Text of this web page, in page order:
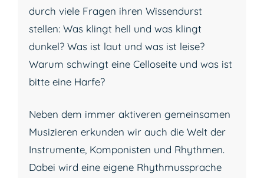
durch viele Fragen ihren Wissendurst
stellen: Was klingt hell und was klingt
dunkel? Was ist laut und was ist leise?
Warum schwingt eine Celloseite und was ist
bitte eine Harfe?
Neben dem immer aktiveren gemeinsamen
Musizieren erkunden wir auch die Welt der
Instrumente, Komponisten und Rhythmen.
Dabei wird eine eigene Rhythmussprache